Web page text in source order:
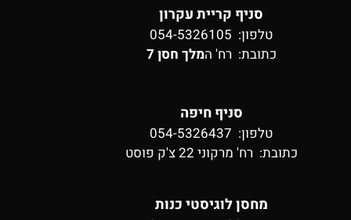
סניף קריית עקרון
טלפון: 054-5326105
כתובת: רח' המלך חסן 7
סניף חיפה
טלפון: 054-5326437
כתובת: רח' מרקוני 22 צ'ק פוסט
מחסן לוגיסטי כנות